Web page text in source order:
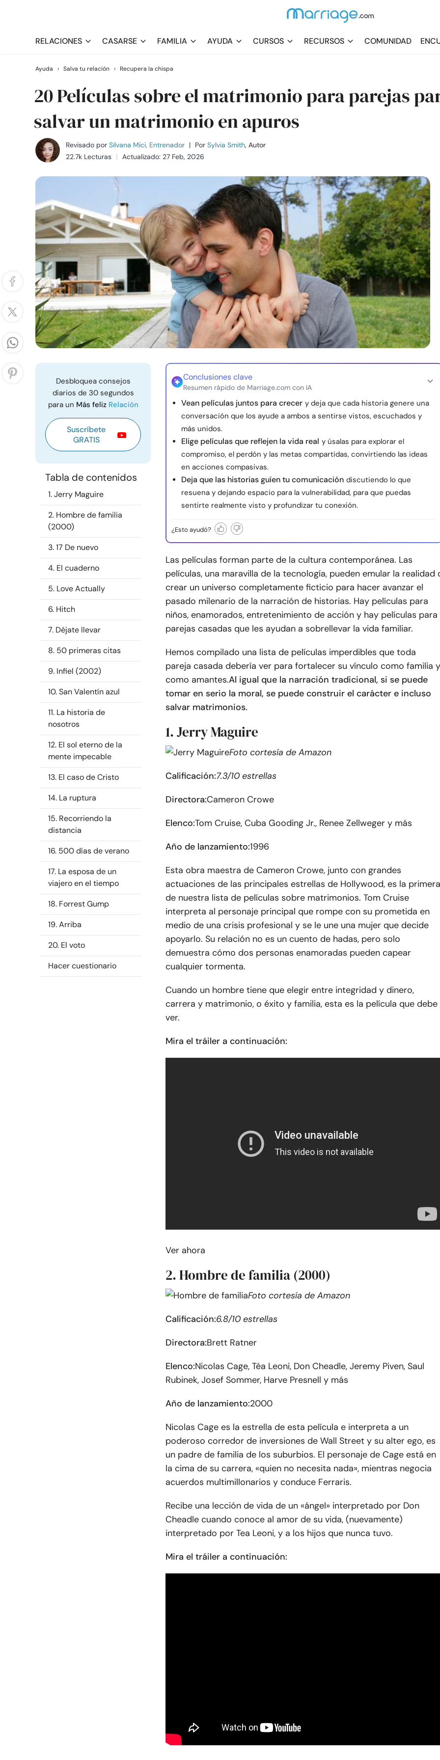
RELACIONES CASARSE FAMILIA AYUDA CURSOS RECURSOS COMUNIDAD
Ayuda › Salva tu relación › Recupera la chispa
20 Películas sobre el matrimonio para parejas
salvar un matrimonio en apuros
Revisado por Silvana Mici, Entrenador | Por Sylvia Smith, Autor
22.7k Lecturas
Actualizado: 27 Feb, 2026
Desbloquea consejos
diarios de 30 segundos
para un Más feliz Relación
Suscríbete
GRATIS
Tabla de contenidos
1. Jerry Maguire
2. Hombre de familia
(2000)
3. 17 De nuevo
4. El cuaderno
5. Love Actually
6. Hitch
7. Déjate llevar
8. 50 primeras citas
9. Infiel (2002)
10. San Valentín azul
11. La historia de
nosotros
12. El sol eterno de la
mente impecable
13. El caso de Cristo
14. La ruptura
15. Recorriendo la
distancia
16. 500 días de verano
17. La esposa de un
viajero en el tiempo
18. Forrest Gump
19. Arriba
20. El voto
Hacer cuestionario
Conclusiones clave
Resumen rápido de Marriage.com con IA
Vean películas juntos para crecer y deja que cada historia genere una
conversación que los ayude a ambos a sentirse vistos, escuchados y
más unidos.
Elige películas que reflejen la vida real y úsalas para explorar el
compromiso, el perdón y las metas compartidas, convirtiendo las ideas
en acciones compasivas.
Deja que las historias guíen tu comunicación discutiendo lo que
resuena y dejando espacio para la vulnerabilidad, para que puedas
sentirte realmente visto y profundizar tu conexión.
¿Esto ayudó?
Las películas forman parte de la cultura contemporánea. Las
películas, una maravilla de la tecnología, pueden emular la realidad
crear un universo completamente ficticio para hacer avanzar el
pasado milenario de la narración de historias. Hay películas para
niños, enamorados, entretenimiento de acción y hay películas para
parejas casadas que les ayudan a sobrellevar la vida familiar.
Hemos compilado una lista de películas imperdibles que toda
pareja casada debería ver para fortalecer su vínculo como familia y
como amantes.Al igual que la narración tradicional, si se puede
tomar en serio la moral, se puede construir el carácter e incluso
salvar matrimonios.
1. Jerry Maguire
Foto cortesía de Amazon
Calificación:7.3/10 estrellas
Directora:Cameron Crowe
Elenco:Tom Cruise, Cuba Gooding Jr., Renee Zellweger y más
Año de lanzamiento:1996
Esta obra maestra de Cameron Crowe, junto con grandes
actuaciones de las principales estrellas de Hollywood, es la primera
de nuestra lista de películas sobre matrimonios. Tom Cruise
interpreta al personaje principal que rompe con su prometida en
medio de una crisis profesional y se le une una mujer que decide
apoyarlo. Su relación no es un cuento de hadas, pero solo
demuestra cómo dos personas enamoradas pueden capear
cualquier tormenta.
Cuando un hombre tiene que elegir entre integridad y dinero,
carrera y matrimonio, o éxito y familia, esta es la película que debe
ver.
Mira el tráiler a continuación:
Ver ahora
2. Hombre de familia (2000)
Foto cortesía de Amazon
Calificación:6.8/10 estrellas
Directora:Brett Ratner
Elenco:Nicolas Cage, Téa Leoni, Don Cheadle, Jeremy Piven, Saul
Rubinek, Josef Sommer, Harve Presnell y más
Año de lanzamiento:2000
Nicolas Cage es la estrella de esta película e interpreta a un
poderoso corredor de inversiones de Wall Street y su alter ego, es
un padre de familia de los suburbios. El personaje de Cage está en
la cima de su carrera, «quien no necesita nada», mientras negocia
acuerdos multimillonarios y conduce Ferraris.
Recibe una lección de vida de un «ángel» interpretado por Don
Cheadle cuando conoce al amor de su vida, (nuevamente)
interpretado por Tea Leoni, y a los hijos que nunca tuvo.
Mira el tráiler a continuación: